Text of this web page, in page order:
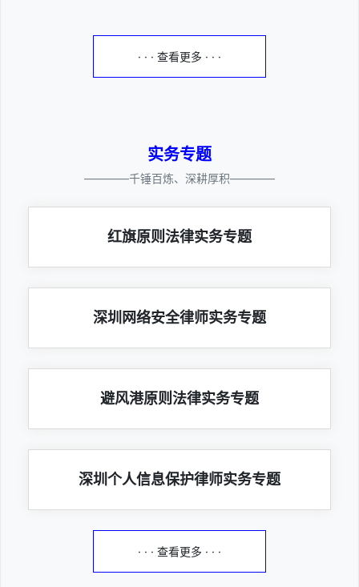
· · · 查看更多 · · ·
实务专题
————千锤百炼、深耕厚积————
红旗原则法律实务专题
深圳网络安全律师实务专题
避风港原则法律实务专题
深圳个人信息保护律师实务专题
· · · 查看更多 · · ·